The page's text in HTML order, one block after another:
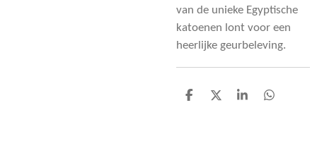
van de unieke Egyptische
katoenen lont voor een
heerlijke geurbeleving.
D
D
S
D